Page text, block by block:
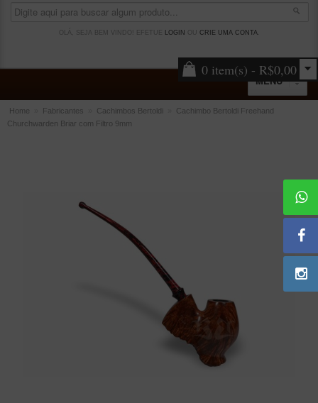
OLÁ, SEJA BEM VINDO! EFETUE LOGIN CRIE UMA CONTA.
0 item(s) - R$0,00
MENU
ACESSÓRIOS
Suportes Bertoldi para Cachimbos
Home Fabricantes Cachimbos Bertoldi
Cachimbo Bertoldi Freehand
Churchwarden Briar com Filtro 9mm